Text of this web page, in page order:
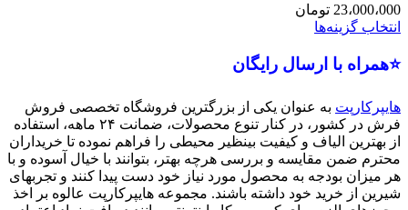
23،000،000 تومان
انتخاب گزینه‌ها
⭐همراه با ارسال رایگان
هایپرکارپت به عنوان یکی از بزرگترین فروشگاه تخصصی فروش
فرش در کشور، در کنار تنوع محصولات، ضمانت ۲۴ ماهه، استفاده
از بهترین الیاف و کیفیت بینظیر محیطی را فراهم نموده تا خریداران
محترم ضمن مقایسه و بررسی هرچه بهتر، بتوانند با خیال آسوده و با
هر میزان بودجه به محصول مورد نیاز خود دست پیدا کنند و تجربهای
شیرین از خرید خود داشته باشند. مجموعه هایپرکارپت عالوه بر اخذ